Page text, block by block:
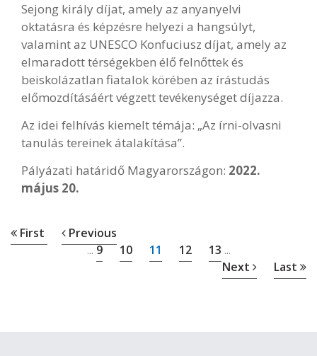
Sejong király díjat, amely az anyanyelvi
oktatásra és képzésre helyezi a hangsúlyt,
valamint az UNESCO Konfuciusz díjat, amely az
elmaradott térségekben élő felnőttek és
beiskolázatlan fiatalok körében az írástudás
előmozdításáért végzett tevékenységet díjazza.
Az idei felhívás kiemelt témája: „Az írni-olvasni
tanulás tereinek átalakítása”.
Pályázati határidő Magyarországon: 2022.
május 20.
First Previous
... 9 10 11 12 13 ...
Next Last